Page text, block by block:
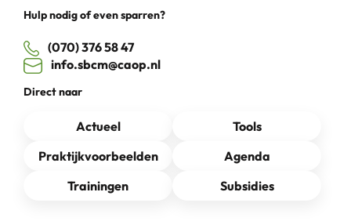
Hulp nodig of even sparren?
(070) 376 58 47
info.sbcm@caop.nl
Direct naar
Actueel
Tools
Praktijkvoorbeelden
Agenda
Trainingen
Subsidies